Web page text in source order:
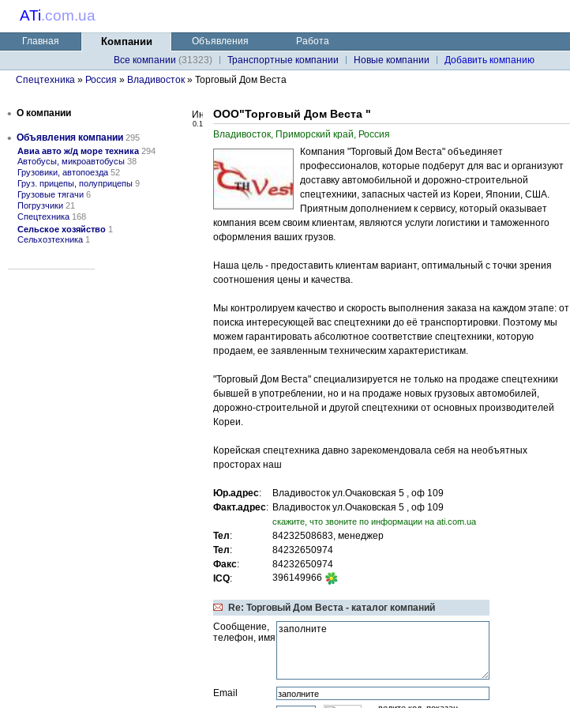
ATi.com.ua
Главная Компании Объявления
Работа
Все компании (31323) Транспортные компании Новые компании
Добавить компанию
Спецтехника » Россия » Владивосток » Торговый Дом Веста
• О компании
• Объявления компании 295
Авиа авто ж/д море техника 294
Автобусы, микроавтобусы 38
Грузовики, автопоезда 52
Груз. прицепы, полуприцепы 9
Грузовые тягачи 6
Погрузчики 21
Спецтехника 168
Сельское хозяйство 1
Сельхозтехника 1
0.1
ООО"Торговый Дом Веста "
Владивосток, Приморский край, Россия
Компания "Торговый Дом Веста" объединяет
профессионалов, которые подберут для вас и организуют
доставку автомобильной и дорожно-строительной
спецтехники, запасных частей из Кореи, Японии, США.
Приятным дополнением к сервису, который оказывает
компания всем своим клиентам, являются услуги логистики и таможенного
оформления ваших грузов.
Наша цель - предоставить клиентам вариант, оптимальный с точки зрения
соотношения цены и качества.
Мы контролируем качество и скорость выполнения заказа на каждом этапе: от
поиска интересующей вас спецтехники до её транспортировки. Поэтому мы
можем гарантировать абсолютное соответствие спецтехники, которую
продаем, ее заявленным техническим характеристикам.
"Торговый Дом Веста" специализируется не только на продаже спецтехники
бывшей в употреблении, но и на продаже новых грузовых автомобилей,
дорожно-строительной и другой спецтехники от основных производителей
Кореи.
Корейская спецтехника давно зарекомендовала себя на необъятных
просторах наш
Юр.адрес:
Владивосток ул.Очаковская 5 , оф 109
Факт.адрес: Владивосток ул.Очаковская 5 , оф 109
cкажите, что звоните по информации на ati.com.ua
Тел:
84232508683, менеджер
Тел:
84232650974
Факс:
84232650974
ICQ: 396149966
Re: Торговый Дом Веста - каталог компаний
Сообщение,
телефон, имя
Email